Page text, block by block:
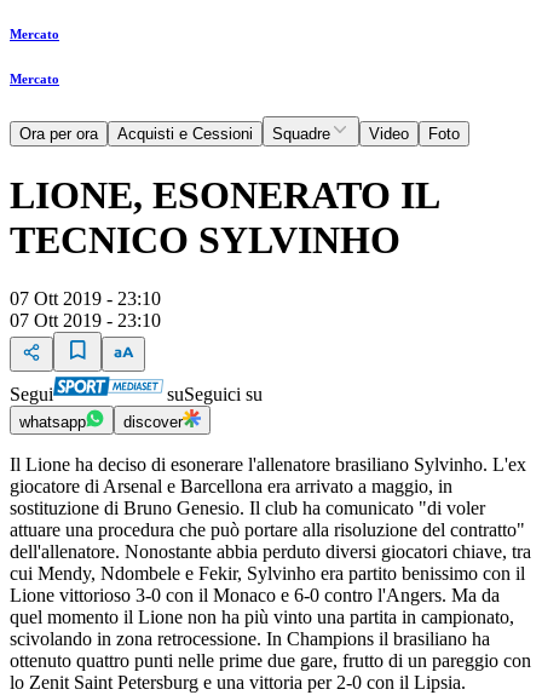
Mercato
Mercato
Ora per ora Acquisti e Cessioni Squadre Video Foto
LIONE, ESONERATO IL
TECNICO SYLVINHO
07 Ott 2019 - 23:10
07 Ott 2019 - 23:10
Segui suSeguici su
whatsapp discover
Il Lione ha deciso di esonerare l'allenatore brasiliano Sylvinho. L'ex
giocatore di Arsenal e Barcellona era arrivato a maggio, in
sostituzione di Bruno Genesio. Il club ha comunicato "di voler
attuare una procedura che può portare alla risoluzione del contratto"
dell'allenatore. Nonostante abbia perduto diversi giocatori chiave, tra
cui Mendy, Ndombele e Fekir, Sylvinho era partito benissimo con il
Lione vittorioso 3-0 con il Monaco e 6-0 contro l'Angers. Ma da
quel momento il Lione non ha più vinto una partita in campionato,
scivolando in zona retrocessione. In Champions il brasiliano ha
ottenuto quattro punti nelle prime due gare, frutto di un pareggio con
lo Zenit Saint Petersburg e una vittoria per 2-0 con il Lipsia.